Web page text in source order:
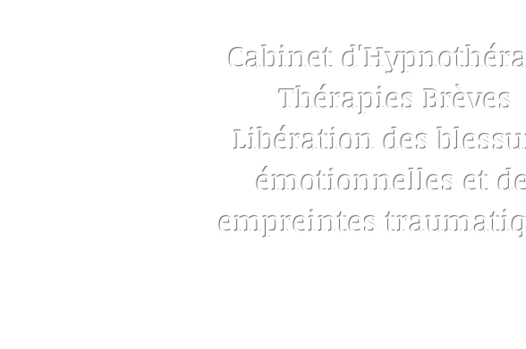
Cabinet
Thérapies Brèves
Libération des
émotionnelles et
empreintes